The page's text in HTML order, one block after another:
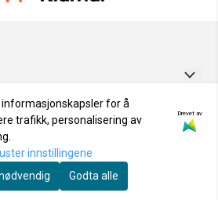
på e-post
for å
trafikk, personalisering av
Drevet av
innstillingene
Godta alle